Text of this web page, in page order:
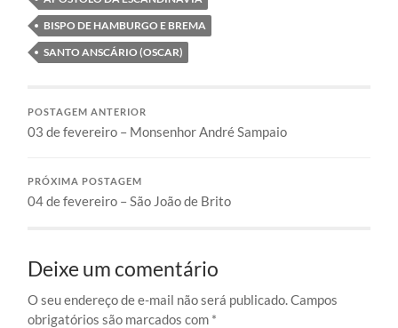
BISPO DE HAMBURGO E BREMA
SANTO ANSCÁRIO (OSCAR)
POSTAGEM ANTERIOR
03 de fevereiro – Monsenhor André Sampaio
PRÓXIMA POSTAGEM
04 de fevereiro – São João de Brito
Deixe um comentário
O seu endereço de e-mail não será publicado.Campos
obrigatórios são marcados com *